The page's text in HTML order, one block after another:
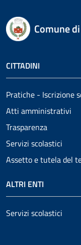
Comune
CITTADINI
Pratiche - Iscrizione
Atti amministrativi
Trasparenza
Servizi scolastici
Assetto e tutela del
ALTRI ENTI
Servizi scolastici